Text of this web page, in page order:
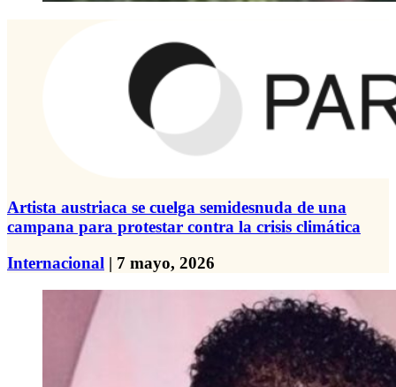
Artista austriaca se cuelga semidesnuda de una
campana para protestar contra la crisis climática
Internacional | 7 mayo, 2026